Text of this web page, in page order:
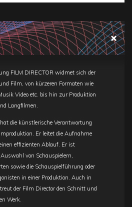
FILM DIRECTOR widmet sich der
Film, von kürzeren Formaten wie
Video etc. bis hin zur Produktion
Langfilmen.
die künstlerische Verantwortung
Er leitet die Aufnahme
effizienten Ablauf. Er ist
von Schauspielern,
sowie die Schauspielführung oder
in einer Produktion. Auch in
der Film Director den Schnitt und
Werk.